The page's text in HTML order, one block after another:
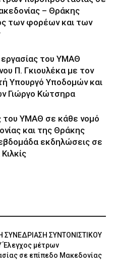
– Θράκης
των φορέων και των
του ΥΜΑΘ
Π. Γκιουλέκα με τον
Υπουργό Υποδομών και
Γιώργο Κώτσηρα
του ΥΜΑΘ σε κάθε νομό
και της Θράκης
εκδηλώσεις σε
ΣΥΝΕΔΡΙΑΣΗ ΣΥΝΤΟΝΙΣΤΙΚΟΥ
Έλεγχος μέτρων
σε επίπεδο Μακεδονίας